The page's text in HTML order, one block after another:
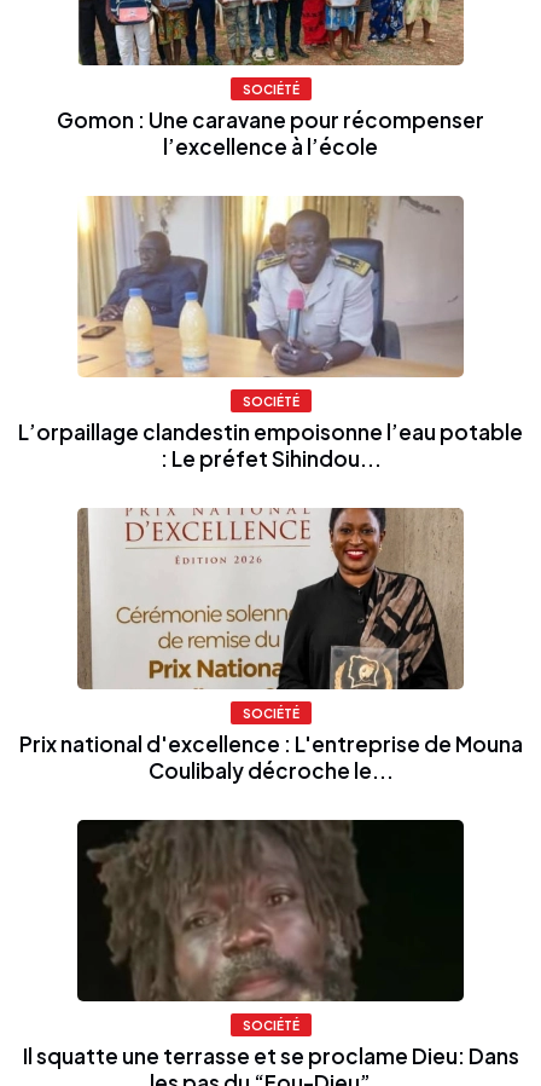
SOCIÉTÉ
Gomon : Une caravane pour récompenser
l’excellence à l’école
SOCIÉTÉ
L’orpaillage clandestin empoisonne l’eau potable
: Le préfet Sihindou...
SOCIÉTÉ
Prix national d'excellence : L'entreprise de Mouna
Coulibaly décroche le...
SOCIÉTÉ
Il squatte une terrasse et se proclame Dieu: Dans